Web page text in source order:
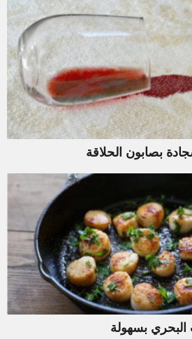
بصابون الحلاقة
البحري بسهولة